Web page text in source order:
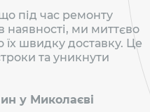
під час ремонту
наявності, ми миттєво
швидку доставку. Це
та уникнути
у Миколаєві